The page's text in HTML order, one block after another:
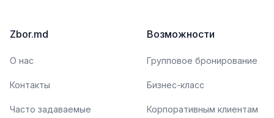
Zbor.md
О нас
Контакты
Часто задаваемые
Возможности
Групповое бронирование
Бизнес-класс
Корпоративным клиентам